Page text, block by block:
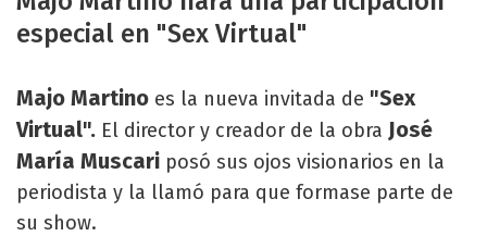
especial en "Sex Virtual"
Majo Martino es la nueva invitada de "Sex
Virtual". El director y creador de la obra José
María Muscari posó sus ojos visionarios en la
periodista y la llamó para que formase parte de
su show.